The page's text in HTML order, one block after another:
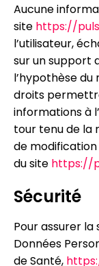
Aucune
site https://
l’utilisateur,
sur un support
l’hypothèse
droits
informations à
tour tenu de la
de modification
du site https://
Sécurité
Pour assurer
Données
de Santé,